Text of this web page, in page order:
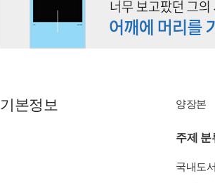
기본정보 양장본
주제 분
국내도